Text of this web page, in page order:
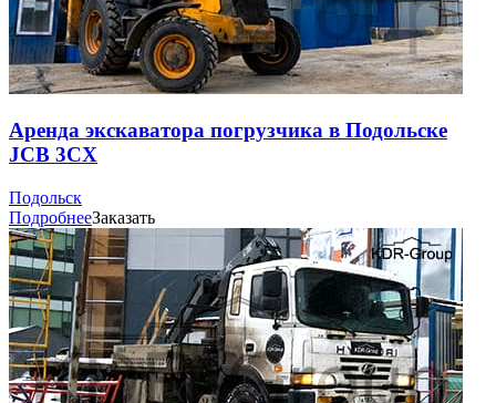
Аренда экскаватора погрузчика в Подольске
JCB 3CX
Подольск
ПодробнееЗаказать